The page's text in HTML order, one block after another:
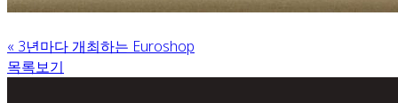
« 3년마다 개최하는 Euroshop
목록보기